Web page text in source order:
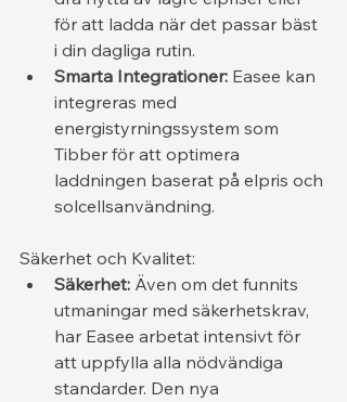
för att ladda när det passar bäst
i din dagliga rutin.
Smarta Integrationer: Easee kan
integreras med
energistyrningssystem som
Tibber för att optimera
laddningen baserat på elpris och
solcellsanvändning.
Säkerhet och Kvalitet:
Säkerhet: Även om det funnits
utmaningar med säkerhetskrav,
har Easee arbetat intensivt för
att uppfylla alla nödvändiga
standarder. Den nya